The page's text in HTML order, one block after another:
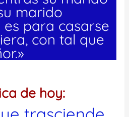
marido
es para casarse
con tal que
de hoy: